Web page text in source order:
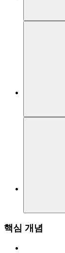
핵심 개념